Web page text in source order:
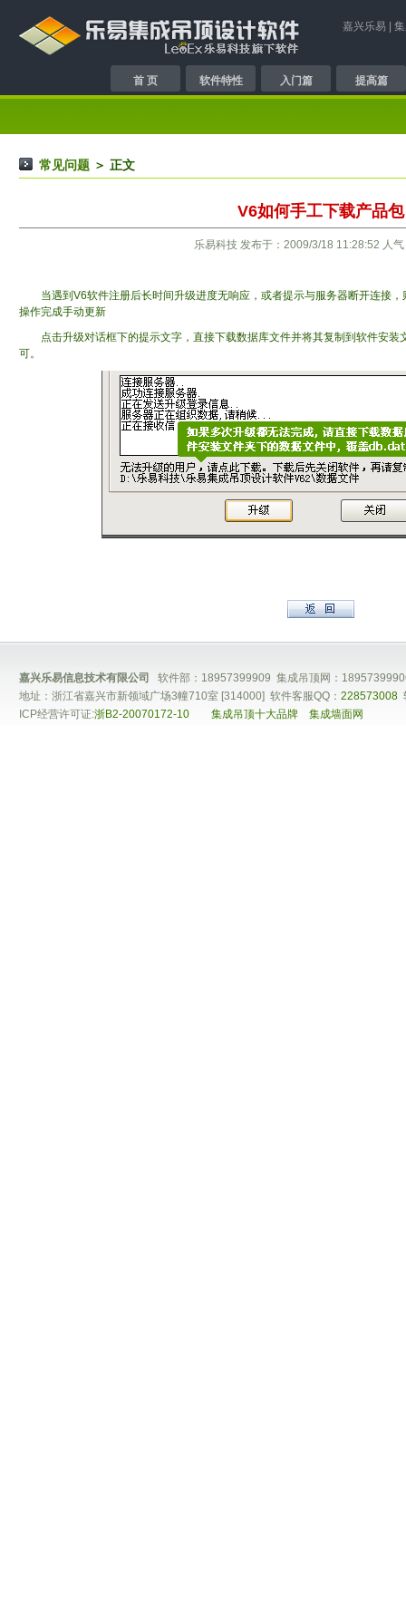
嘉兴乐易
首 页 软件特性 入门篇 提高篇
常见问题 ＞ 正文
V6如何手工下载产品包
乐易科技 发布于：2009/3/18 11:28:52 人
当遇到V6软件注册后长时间升级进度无响应，或者提示与服务器断开连接
操作完成手动更新
点击升级对话框下的提示文字，直接下载数据库文件并将其复制到软件安
可。
嘉兴乐易信息技术有限公司 软件部：18957399909 集成吊顶网：
地址：浙江省嘉兴市新领域广场3幢710室 [314000] 软件客服QQ： 228573008
ICP经营许可证:浙B2-20070172-10 集成吊顶十大品牌 集成墙面网